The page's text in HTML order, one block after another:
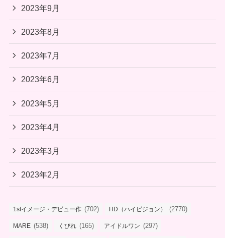
2023年9月
2023年8月
2023年7月
2023年6月
2023年5月
2023年4月
2023年3月
2023年2月
1stイメージ・デビュー作 (702) HD（ハイビジョン） (2770)
MARE (538) くびれ (165) アイドルワン (297)